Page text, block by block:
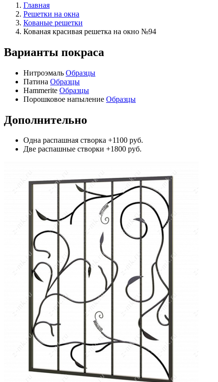
Главная
Решетки на окна
Кованые решетки
Кованая красивая решетка на окно №94
Варианты покраса
Нитроэмаль Образцы
Патина Образцы
Hammerite Образцы
Порошковое напыление Образцы
Дополнительно
Одна распашная створка +1100 руб.
Две распашные створки +1800 руб.